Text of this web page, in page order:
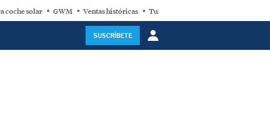
coche solar GWM Ventas históricas Turbina eólica
SUSCRÍBETE